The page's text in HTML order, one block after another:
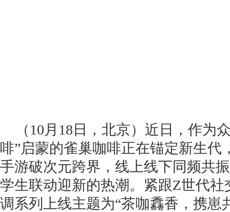
（10月18日，北京）近日，作为
啡”启蒙的雀巢咖啡正在锚定新生代
手游破次元跨界，线上线下同频共
学生联动迎新的热潮。紧跟Z世代
调系列上线主题为“茶咖馫香，携崽